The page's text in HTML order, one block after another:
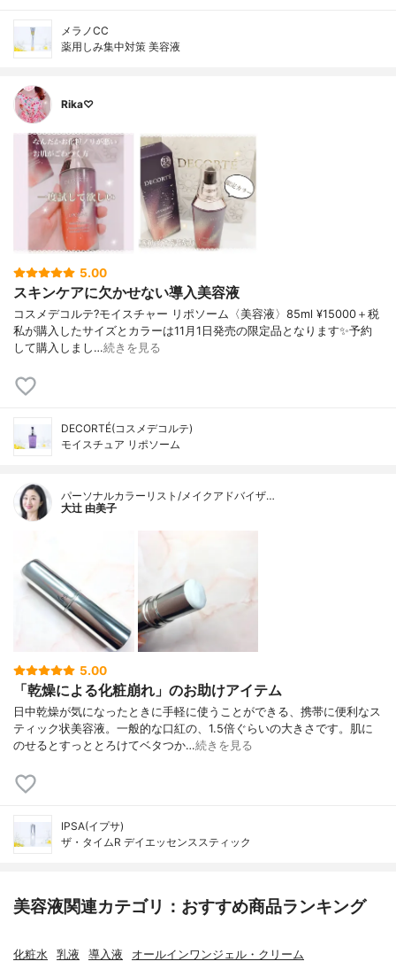
メラノCC
薬用しみ集中対策 美容液
Rika♡
5.00
スキンケアに欠かせない導入美容液
コスメデコルテ?モイスチャー リポソーム〈美容液〉85ml ¥15000＋税
私が購入したサイズとカラーは11月1日発売の限定品となります✨予約
して購入しまし…続きを見る
DECORTÉ(コスメデコルテ)
モイスチュア リポソーム
パーソナルカラーリスト/メイクアドバイザ…
大辻 由美子
5.00
「乾燥による化粧崩れ」のお助けアイテム
日中乾燥が気になったときに手軽に使うことができる、携帯に便利なス
ティック状美容液。一般的な口紅の、1.5倍ぐらいの大きさです。肌に
のせるとすっととろけてベタつか…続きを見る
IPSA(イプサ)
ザ・タイムR デイエッセンススティック
美容液関連カテゴリ：おすすめ商品ランキング
化粧水 乳液 導入液 オールインワンジェル・クリーム